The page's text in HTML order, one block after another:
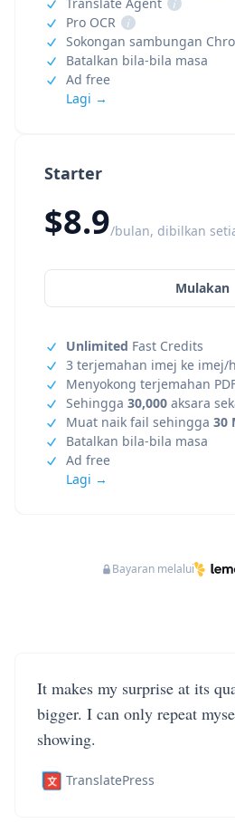
Starter
$8.9/bulan, dibilkan
Mulakan
Unlimited Fast Credits
3 terjemahan imej ke imej/
Menyokong terjemahan
Sehingga 30,000 aksara
Muat naik fail sehingga 30
Batalkan bila-bila masa
Ad free
Lagi →
Pro OCR
i
Sokongan sambungan
Batalkan bila-bila masa
Ad free
Lagi →
Bayaran melalui
It makes my surprise at its
bigger. I can only repeat
showing.
TranslatePress